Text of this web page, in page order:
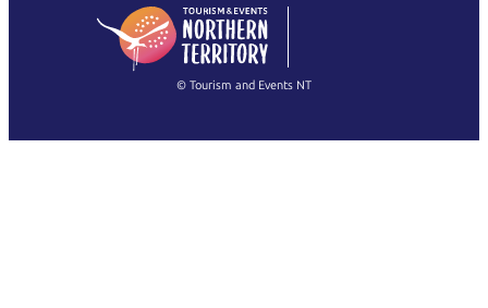
English
(Singapore)
繁體中文
© Tourism and Events NT